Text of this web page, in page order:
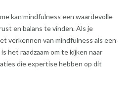
kan mindfulness een waardevolle
en balans te vinden. Als je
verkennen van mindfulness als een
het raadzaam om te kijken naar
die expertise hebben op dit